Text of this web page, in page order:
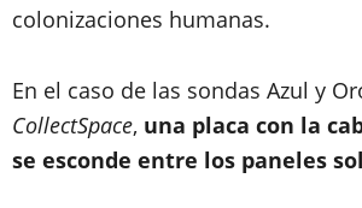
colonizaciones humanas.
En el caso de las sondas Azul y
CollectSpace, una placa con la
se esconde entre los paneles